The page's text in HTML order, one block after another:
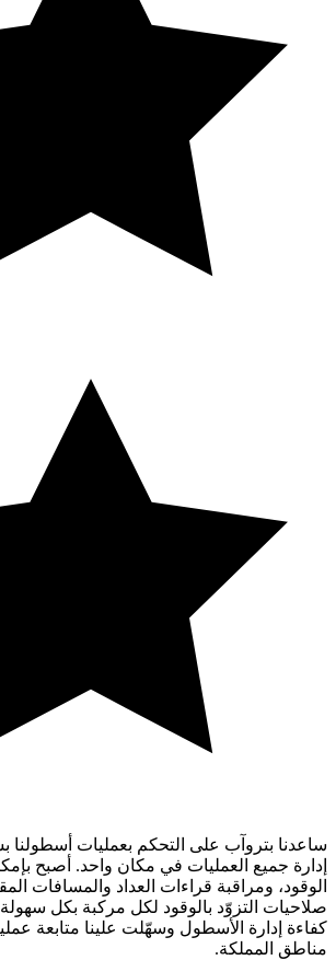
ساعدنا بتروآب على التحكم بعمليات
إدارة جميع العمليات في مكان واحد. أصبح
الوقود، ومراقبة قراءات العداد والمسافات
صلاحيات التزوّد بالوقود لكل مركبة بكل
كفاءة إدارة الأسطول وسهّلت علينا متابعة
مناطق المملكة.